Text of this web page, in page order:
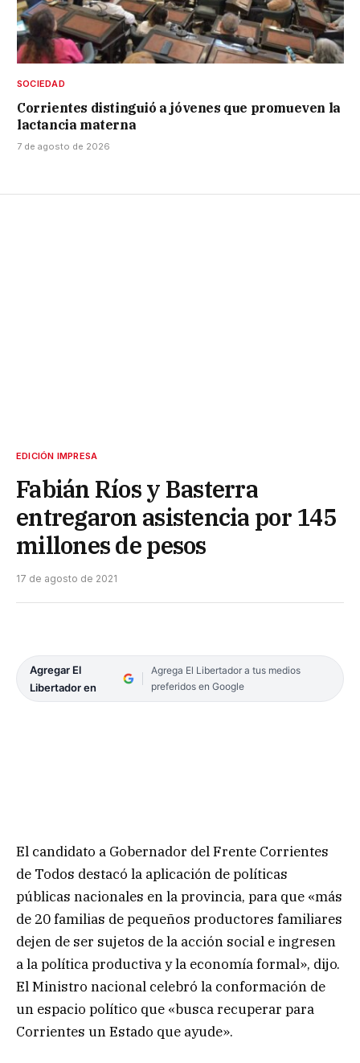
SOCIEDAD
Corrientes distinguió a jóvenes que promueven la
lactancia materna
7 de agosto de 2026
EDICIÓN IMPRESA
Fabián Ríos y Basterra
entregaron asistencia por 145
millones de pesos
17 de agosto de 2021
Agregar El
Libertador en
Agrega El Libertador a tus medios
preferidos en Google
El candidato a Gobernador del Frente Corrientes
de Todos destacó la aplicación de políticas
públicas nacionales en la provincia, para que «más
de 20 familias de pequeños productores familiares
dejen de ser sujetos de la acción social e ingresen
a la política productiva y la economía formal», dijo.
El Ministro nacional celebró la conformación de
un espacio político que «busca recuperar para
Corrientes un Estado que ayude».